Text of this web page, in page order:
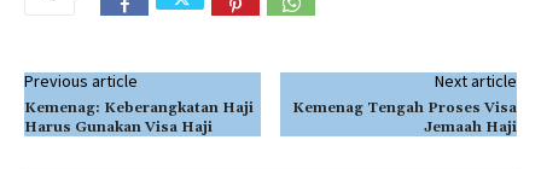
Previous article
Kemenag: Keberangkatan Haji
Harus Gunakan Visa Haji
Next article
Kemenag Tengah Proses Visa
Jemaah Haji